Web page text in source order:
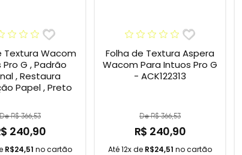
Textura Wacom
G , Padrão
, Restaura
Papel , Preto
De R$ 366,53
240,90
R$24,51 no cartão
Folha de Textura Aspera
Wacom Para Intuos Pro G
- ACK122313
De R$ 366,53
R$ 240,90
Até 12x de R$24,51 no cartão